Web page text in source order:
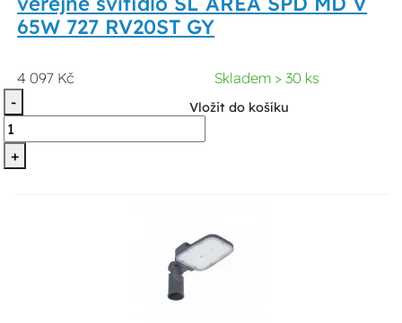
65W 727 RV20ST GY
4 097 Kč
Skladem > 30 ks
-
+
Vložit do košíku